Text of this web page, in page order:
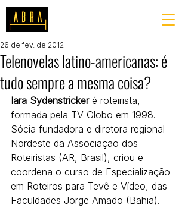
Telenovelas latino-americanas: é
tudo sempre a mesma coisa?
26 de fev. de 2012
Iara Sydenstricker é roteirista,
formada pela TV Globo em 1998.
Sócia fundadora e diretora regional
Nordeste da Associação dos
Roteiristas (AR, Brasil), criou e
coordena o curso de Especialização
em Roteiros para Tevê e Vídeo, das
Faculdades Jorge Amado (Bahia).